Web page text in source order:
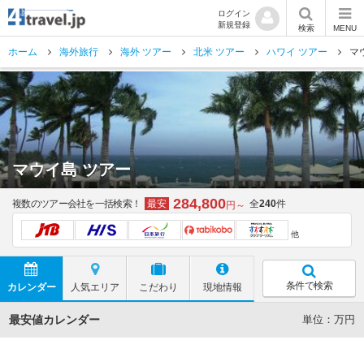
ログイン
新規登録
検索 MENU
ホーム 海外旅行 海外 ツアー 北米 ツアー ハワイ ツアー マ
マウイ島 ツアー
複数のツアー会社を一括検索！ 最安 284,800円～ 全240件
他
カレンダー 人気エリア こだわり 現地情報 条件で検索
最安値カレンダー 単位：万円